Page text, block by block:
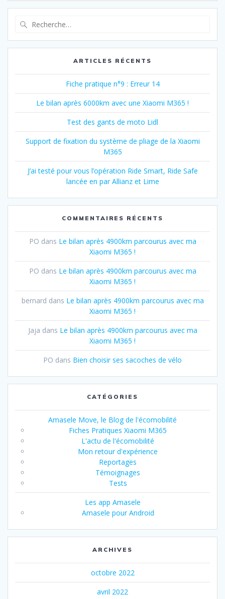
:
ARTICLES RÉCENTS
Fiche pratique n°9 : Erreur 14
Le bilan après 6000km avec une Xiaomi M365 !
Test des gants de moto Lidl
Support de fixation du système de pliage de la Xiaomi
M365
J’ai testé pour vous l’opération Ride Smart, Ride Safe
lancée en par Allianz et Lime
COMMENTAIRES RÉCENTS
PO dans Le bilan après 4900km parcourus avec ma
Xiaomi M365 !
PO dans Le bilan après 4900km parcourus avec ma
Xiaomi M365 !
bernard dans Le bilan après 4900km parcourus avec ma
Xiaomi M365 !
Jaja dans Le bilan après 4900km parcourus avec ma
Xiaomi M365 !
PO dans Bien choisir ses sacoches de vélo
CATÉGORIES
Amasele Move, le Blog de l'écomobilité
Fiches Pratiques Xiaomi M365
L'actu de l'écomobilité
Mon retour d'expérience
Reportages
Témoignages
Tests
Les app Amasele
Amasele pour Android
ARCHIVES
octobre 2022
avril 2022